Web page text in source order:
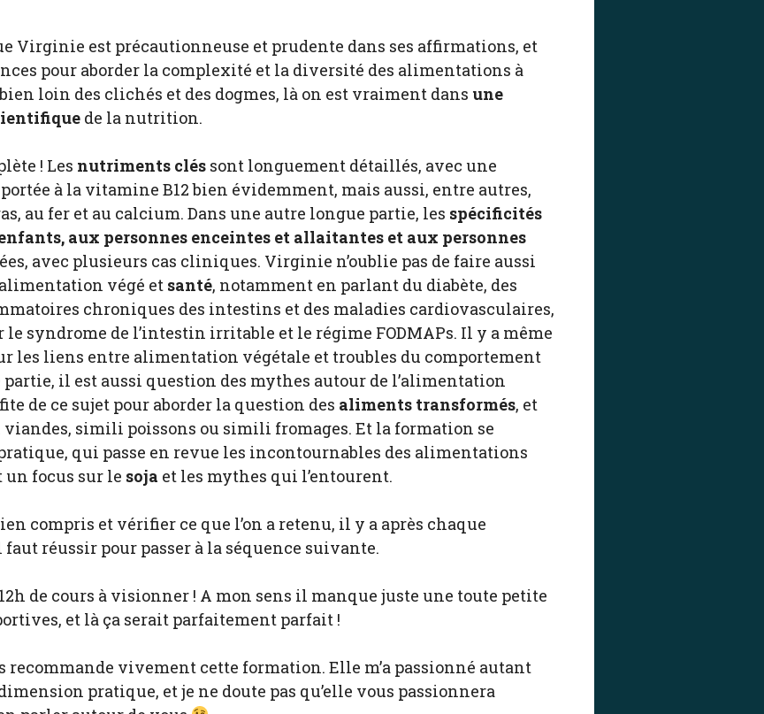
Virginie est précautionneuse et prudente dans ses affirmations, et
pour aborder la complexité et la diversité des alimentations à
loin des clichés et des dogmes, là on est vraiment dans une
de la nutrition.
! Les nutriments clés sont longuement détaillés, avec une
à la vitamine B12 bien évidemment, mais aussi, entre autres,
au fer et au calcium. Dans une autre longue partie, les spécificités
aux personnes enceintes et allaitantes et aux personnes
avec plusieurs cas cliniques. Virginie n’oublie pas de faire aussi
végé et santé, notamment en parlant du diabète, des
chroniques des intestins et des maladies cardiovasculaires,
syndrome de l’intestin irritable et le régime FODMAPs. Il y a même
les liens entre alimentation végétale et troubles du comportement
il est aussi question des mythes autour de l’alimentation
de ce sujet pour aborder la question des aliments transformés, et
simili poissons ou simili fromages. Et la formation se
qui passe en revue les incontournables des alimentations
focus sur le soja et les mythes qui l’entourent.
compris et vérifier ce que l’on a retenu, il y a après chaque
réussir pour passer à la séquence suivante.
de cours à visionner ! A mon sens il manque juste une toute petite
et là ça serait parfaitement parfait !
recommande vivement cette formation. Elle m’a passionné autant
pratique, et je ne doute pas qu’elle vous passionnera